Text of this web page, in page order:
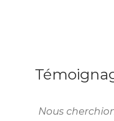
Nous